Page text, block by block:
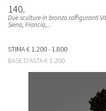
140
Due sculture in bronzo raffiguranti
Siena, Francia,...
STIMA€ 1.200 - 1.800
BASE D'ASTA€ 1.200